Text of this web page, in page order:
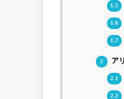
1.5
1.6
1.7
2 ア
2.1
2.2